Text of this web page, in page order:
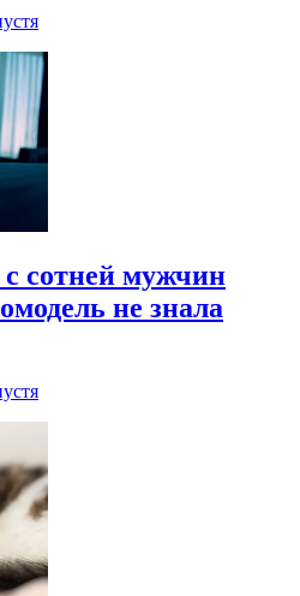
сотней мужчин
не знала